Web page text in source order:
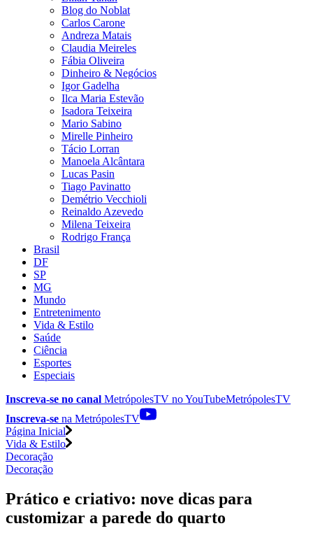
Blog do Noblat
Carlos Carone
Andreza Matais
Claudia Meireles
Fábia Oliveira
Dinheiro & Negócios
Igor Gadelha
Ilca Maria Estevão
Isadora Teixeira
Mario Sabino
Mirelle Pinheiro
Tácio Lorran
Manoela Alcântara
Lucas Pasin
Tiago Pavinatto
Demétrio Vecchioli
Reinaldo Azevedo
Milena Teixeira
Rodrigo França
Brasil
DF
SP
MG
Mundo
Entretenimento
Vida & Estilo
Saúde
Ciência
Esportes
Especiais
Inscreva-se no canal MetrópolesTV noYouTubeMetrópolesTV
Inscreva-se na MetrópolesTV
Página Inicial
Vida & Estilo
Decoração
Decoração
Prático e criativo: nove dicas para
customizar a parede do quarto